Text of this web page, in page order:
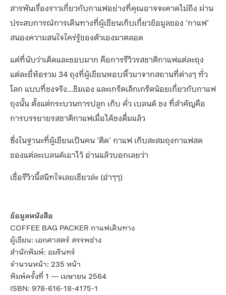
สารพันเรื่องราวเกี่ยวกับกาแฟอย่างที่คุณอาจจะคาดไม่ถึง ผ่าน
ประสบการณ์การเดินทางที่ผู้เขียนเก็บเกี่ยวข้อมูลของ ‘กาแฟ’
สนองความสนใจใคร่รู้ของตัวเองมาตลอด
แต่ที่นับว่าเด็ดและชอบมาก คือการรีวิวรสชาติกาแฟแต่ละถุง
แต่ละยี่ห้อรวม 34 ถุงที่ผู้เขียนหอบหิ้วมาจากสถานที่ต่างๆ ทั่ว
โลก แบบที่ชงจริง...ชิมเอง และเกร็ดเล็กเกร็ดน้อยเกี่ยวกับกาแฟ
ถุงนั้น ตั้งแต่กระบวนการปลูก เก็บ คั่ว เบลนด์ ชง ที่สำคัญคือ
การบรรยายรสชาติกาแฟเมื่อได้ชงดื่มแล้ว
ซึ่งในฐานะที่ผู้เขียนเป็นคน ‘ติด’ กาแฟ เก็บสะสมถุงกาแฟสด
ของแต่ละเบลนด์เอาไว้ อ่านแล้วบอกเลยว่า
เชื่อรีวิวนี้สนิทใจเลยเชียวล่ะ (ฮ่าๆๆ)
ข้อมูลหนังสือ
COFFEE BAG PACKER กาแฟเดินทาง
ผู้เขียน: เอกศาสตร์ สรรพช่าง
สำนักพิมพ์: อมรินทร์
จำนวนหน้า: 235 หน้า
พิมพ์ครั้งที่ 1 — เมษายน 2564
ISBN: 978-616-18-4175-1